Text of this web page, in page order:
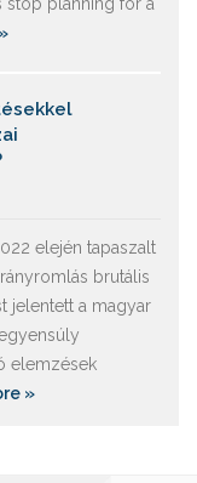
elején tapaszalt
brutális
jelentett a magyar
elemzések
»